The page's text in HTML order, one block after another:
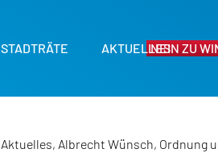
STADTRÄTE AKTUELLESNEIN ZU
Aktuelles, Albrecht Wünsch, Ordnung